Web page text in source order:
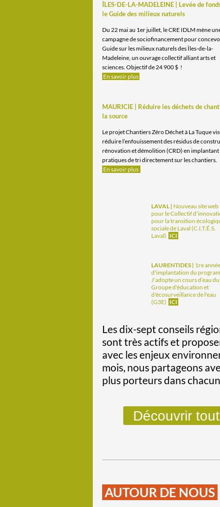
ÎLES-DE-LA-MADELEINE | Levée de
le Guide des milieux naturels
Du 22 mai au 1er juillet, le CRE IDLM mène
campagne de sociofinancement pour
Guide sur les milieux naturels des Îles-de-la-
Madeleine, un ouvrage collectif alliant arts et
sciences. Objectif de 24 900 $ !
En savoir plus
MAURICIE | Réduire les déchets de
la source
Le projet Chantiers Zéro Déchet à La Tuque
réduire l’enfouissement des résidus de
rénovation et démolition (CRD) en implantant
pratiques de tri directement sur les chantiers.
En savoir plus
LAVAL | Nouveau site web
pour le Collectif
pour la transition
sociale de Laval (C.I.T.É.S.
Laval) ICI
LAURENTIDES | 1re année
d'implantation du
J’adopte un cours d’eau du
Groupe d'éducation et
d'écosurveillance de l'eau
(G3E) ICI
Les dix-sept conseils
sont très actifs et
avec les enjeux
mois, nous partageons
plus porteurs dans
Découvrir
AUTOUR DE NOUS